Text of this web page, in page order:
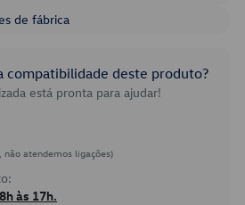
de fábrica
compatibilidade deste produto?
está pronta para ajudar!
não atendemos ligações)
às 17h.